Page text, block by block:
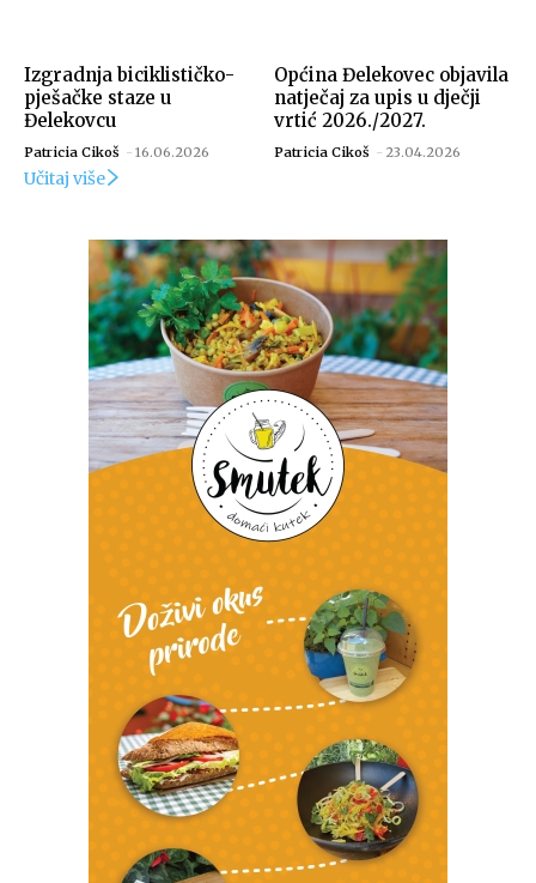
Izvor: Općina Đelekovec (Zdravko Vuljak)
Izvor: Općina Đelekovec (Zdravko Vuljak)
Izgradnja biciklističko-
pješačke staze u
Đelekovcu
Patricia Cikoš - 16.06.2026
Općina Đelekovec objavila
natječaj za upis u dječji
vrtić 2026./2027.
Patricia Cikoš - 23.04.2026
Učitaj više